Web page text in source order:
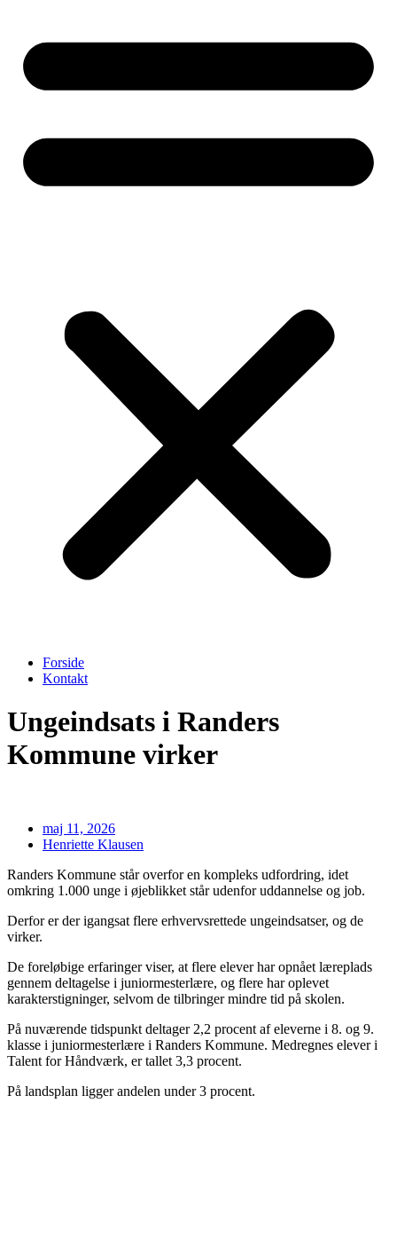
Forside
Kontakt
Ungeindsats i Randers
Kommune virker
maj 11, 2026
Henriette Klausen
Randers Kommune står overfor en kompleks udfordring, idet
omkring 1.000 unge i øjeblikket står udenfor uddannelse og job.
Derfor er der igangsat flere erhvervsrettede ungeindsatser, og de
virker.
De foreløbige erfaringer viser, at flere elever har opnået læreplads
gennem deltagelse i juniormesterlære, og flere har oplevet
karakterstigninger, selvom de tilbringer mindre tid på skolen.
På nuværende tidspunkt deltager 2,2 procent af eleverne i 8. og 9.
klasse i juniormesterlære i Randers Kommune. Medregnes elever i
Talent for Håndværk, er tallet 3,3 procent.
På landsplan ligger andelen under 3 procent.